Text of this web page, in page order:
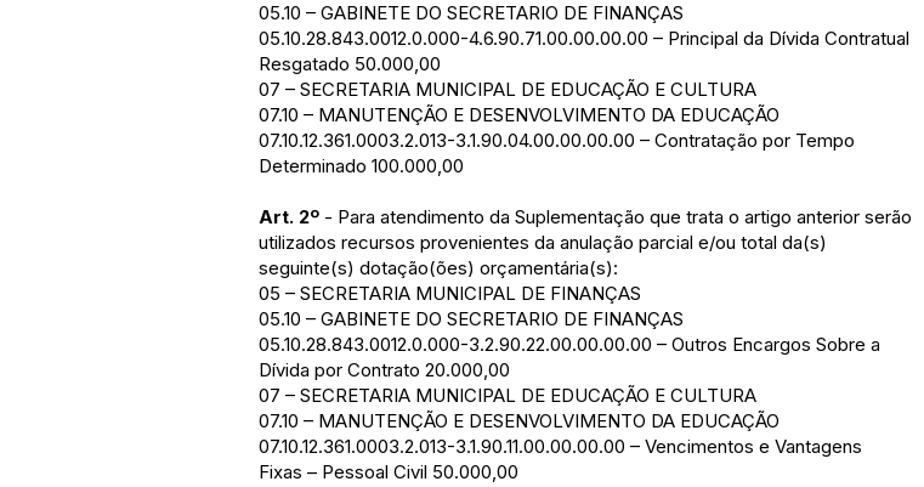
05.10 – GABINETE DO SECRETARIO DE FINANÇAS
05.10.28.843.0012.0.000-4.6.90.71.00.00.00.00 – Principal da Dívida Contratual
Resgatado 50.000,00
07 – SECRETARIA MUNICIPAL DE EDUCAÇÃO E CULTURA
07.10 – MANUTENÇÃO E DESENVOLVIMENTO DA EDUCAÇÃO
07.10.12.361.0003.2.013-3.1.90.04.00.00.00.00 – Contratação por Tempo
Determinado 100.000,00
Art. 2º - Para atendimento da Suplementação que trata o artigo anterior serão
utilizados recursos provenientes da anulação parcial e/ou total da(s)
seguinte(s) dotação(ões) orçamentária(s):
05 – SECRETARIA MUNICIPAL DE FINANÇAS
05.10 – GABINETE DO SECRETARIO DE FINANÇAS
05.10.28.843.0012.0.000-3.2.90.22.00.00.00.00 – Outros Encargos Sobre a
Dívida por Contrato 20.000,00
07 – SECRETARIA MUNICIPAL DE EDUCAÇÃO E CULTURA
07.10 – MANUTENÇÃO E DESENVOLVIMENTO DA EDUCAÇÃO
07.10.12.361.0003.2.013-3.1.90.11.00.00.00.00 – Vencimentos e Vantagens
Fixas – Pessoal Civil 50.000,00